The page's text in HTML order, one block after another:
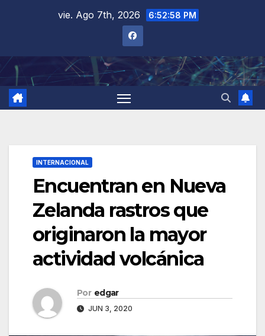
vie. Ago 7th, 2026 6:52:59 PM
INTERNACIONAL
Encuentran en Nueva
Zelanda rastros que
originaron la mayor
actividad volcánica
Por edgar
JUN 3, 2020